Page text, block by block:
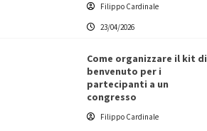
Filippo Cardinale
23/04/2026
Come organizzare il kit di
benvenuto per i
partecipanti a un
congresso
Filippo Cardinale